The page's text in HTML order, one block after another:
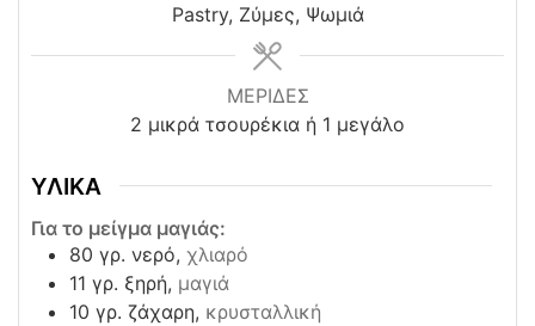
Pastry, Ζύμες, Ψωμιά
ΜΕΡΙΔΕΣ
2 μικρά τσουρέκια ή 1 μεγάλο
ΥΛΙΚΑ
Για το μείγμα μαγιάς:
80 γρ. νερό, χλιαρό
11 γρ. ξηρή, μαγιά
10 γρ. ζάχαρη, κρυσταλλική